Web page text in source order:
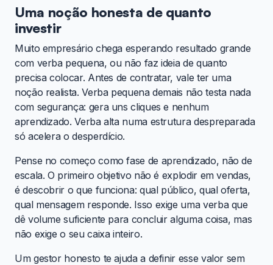
Uma noção honesta de quanto
investir
Muito empresário chega esperando resultado grande
com verba pequena, ou não faz ideia de quanto
precisa colocar. Antes de contratar, vale ter uma
noção realista. Verba pequena demais não testa nada
com segurança: gera uns cliques e nenhum
aprendizado. Verba alta numa estrutura despreparada
só acelera o desperdício.
Pense no começo como fase de aprendizado, não de
escala. O primeiro objetivo não é explodir em vendas,
é descobrir o que funciona: qual público, qual oferta,
qual mensagem responde. Isso exige uma verba que
dê volume suficiente para concluir alguma coisa, mas
não exige o seu caixa inteiro.
Um gestor honesto te ajuda a definir esse valor sem